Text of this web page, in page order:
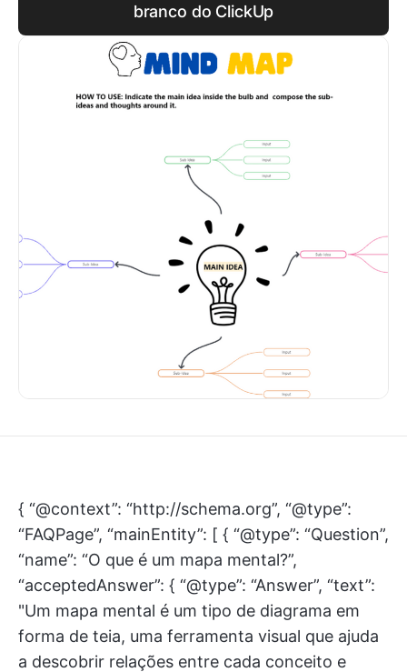
branco do ClickUp
{ “@context”: “http://schema.org”, “@type”:
“FAQPage”, “mainEntity”: [ { “@type”: “Question”,
“name”: “O que é um mapa mental?”,
“acceptedAnswer”: { “@type”: “Answer”, “text”:
"Um mapa mental é um tipo de diagrama em
forma de teia, uma ferramenta visual que ajuda
a descobrir relações entre cada conceito e